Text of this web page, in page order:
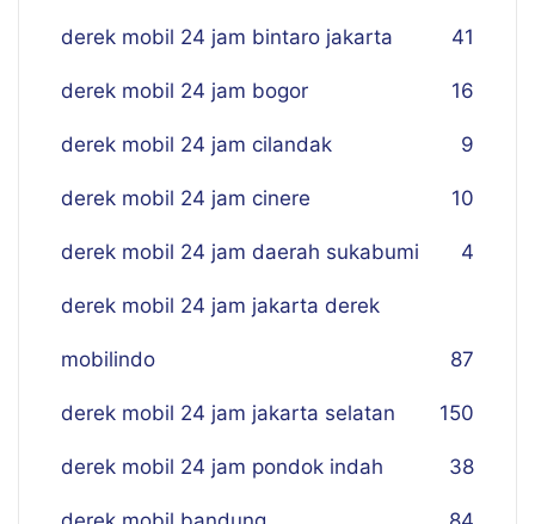
derek mobil 24 jam bintaro jakarta 41
derek mobil 24 jam bogor 16
derek mobil 24 jam cilandak 9
derek mobil 24 jam cinere 10
derek mobil 24 jam daerah sukabumi 4
derek mobil 24 jam jakarta derek
mobilindo 87
derek mobil 24 jam jakarta selatan 150
derek mobil 24 jam pondok indah 38